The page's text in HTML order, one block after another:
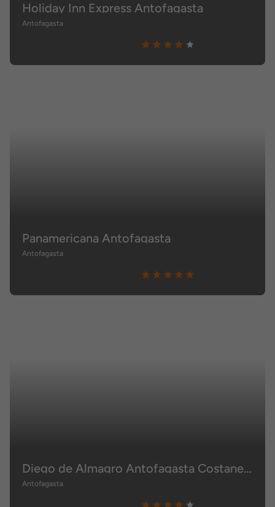
Holiday Inn Express Antofagasta
Antofagasta
Panamericana Antofagasta
Antofagasta
Diego de Almagro Antofagasta Costanera
Antofagasta